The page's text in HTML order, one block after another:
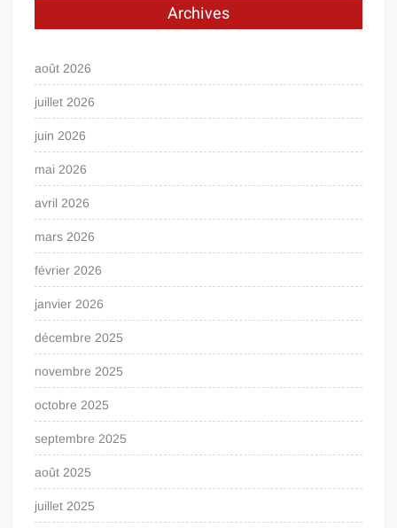
Archives
août 2026
juillet 2026
juin 2026
mai 2026
avril 2026
mars 2026
février 2026
janvier 2026
décembre 2025
novembre 2025
octobre 2025
septembre 2025
août 2025
juillet 2025